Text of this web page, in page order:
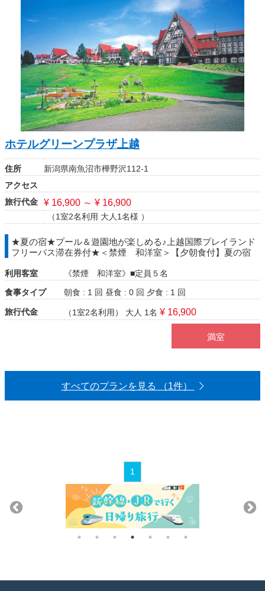
ホテルグリーンプラザ上越
住所
新潟県南魚沼市樺野沢112-1
アクセス
旅行代金
¥ 16,900 ～ ¥ 16,900
（1室2名利用 大人1名様 ）
★夏の宿★プール＆遊園地が楽しめる♪上越国際プレイランド
フリーパス滞在券付★＜禁煙 和洋室＞【夕朝食付】夏の宿
利用客室
《禁煙 和洋室》■定員５名
食事タイプ
朝食 : 1 回 昼食 : 0 回 夕食 : 1 回
旅行代金 （1室2名利用） 大人 1名 ¥ 16,900
満室
すべてのプランを見る （1件）
1